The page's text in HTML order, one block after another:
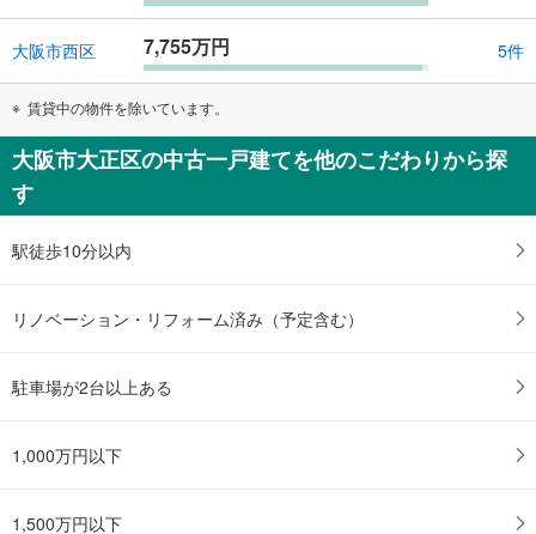
大阪市西区 7,755万円 5件
賃貸中の物件を除いています。
大阪市大正区の中古一戸建てを他のこだわりから探
す
駅徒歩10分以内
リノベーション・リフォーム済み（予定含む）
駐車場が2台以上ある
1,000万円以下
1,500万円以下